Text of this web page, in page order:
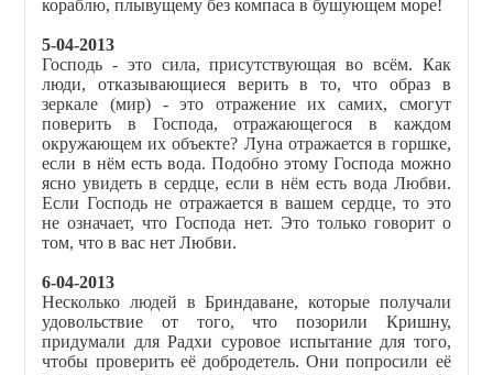
кораблю, плывущему без компаса в бушующем море!
5-04-2013
Господь - это сила, присутствующая во всём. Как
люди, отказывающиеся верить в то, что образ в
зеркале (мир) - это отражение их самих, смогут
поверить в Господа, отражающегося в каждом
окружающем их объекте? Луна отражается в горшке,
если в нём есть вода. Подобно этому Господа можно
ясно увидеть в сердце, если в нём есть вода Любви.
Если Господь не отражается в вашем сердце, то это
не означает, что Господа нет. Это только говорит о
том, что в вас нет Любви.
6-04-2013
Несколько людей в Бриндаване, которые получали
удовольствие от того, что позорили Кришну,
придумали для Радхи суровое испытание для того,
чтобы проверить её добродетель. Они попросили её